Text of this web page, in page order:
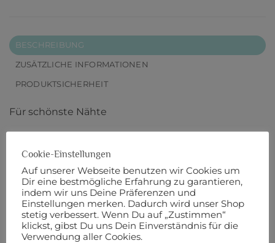
BESCHREIBUNG
ZUSÄTZLICHE INFORMATIONEN
PRODUKTSICHERHEIT
Für schönste Nähte
einsetzbarer Nähfaden. Mara wird mit der
einzigartigen Micro Core Technology®(MCT)
hergestellt. MCT®ist das erste Umspinnverfahren
auf Basis von Microfilament-Polyester.
Material: 100 % Polyester
Cookie-Einstellungen
Auf unserer Webseite benutzen wir Cookies um
Dir eine bestmögliche Erfahrung zu garantieren,
indem wir uns Deine Präferenzen und
Einstellungen merken. Dadurch wird unser Shop
stetig verbessert. Wenn Du auf „Zustimmen“
klickst, gibst Du uns Dein Einverständnis für die
Verwendung aller Cookies.